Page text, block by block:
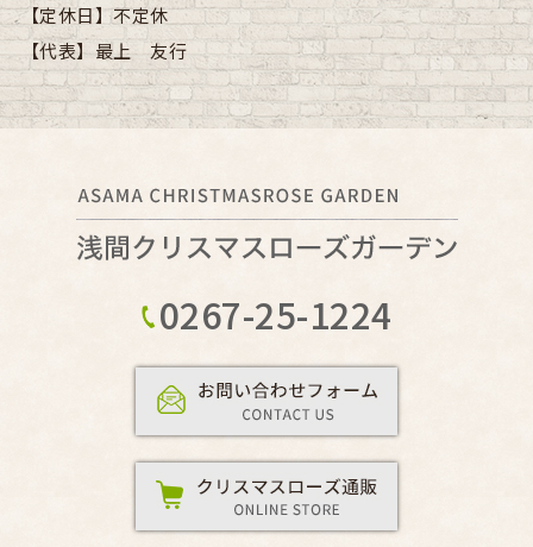
【定休日】不定休
【代表】 最上 友行
0267-25-1224